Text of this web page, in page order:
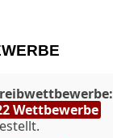
Wettbewerbe